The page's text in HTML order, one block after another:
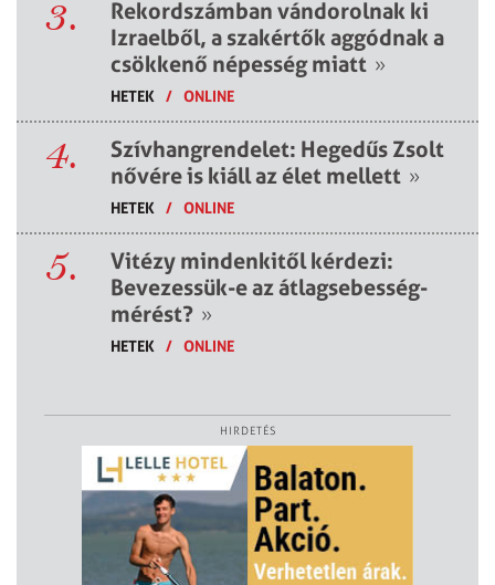
3.
Rekordszámban vándorolnak ki
Izraelből, a szakértők aggódnak a
csökkenő népesség miatt »
HETEK / ONLINE
4.
Szívhangrendelet: Hegedűs Zsolt
nővére is kiáll az élet mellett »
HETEK / ONLINE
5.
Vitézy mindenkitől kérdezi:
Bevezessük-e az átlagsebesség-
mérést? »
HETEK / ONLINE
HIRDETÉS